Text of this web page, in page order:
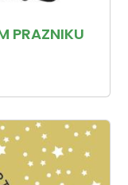
PRAZNIKU